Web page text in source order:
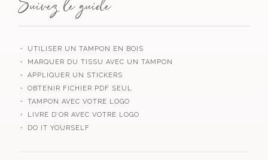
Suivez le guide
・ UTILISER UN TAMPON EN BOIS
・ MARQUER DU TISSU AVEC UN TAMPON
・ APPLIQUER UN STICKERS
・ OBTENIR FICHIER PDF SEUL
・ TAMPON AVEC VOTRE LOGO
・ LIVRE D’OR AVEC VOTRE LOGO
・ DO IT YOURSELF